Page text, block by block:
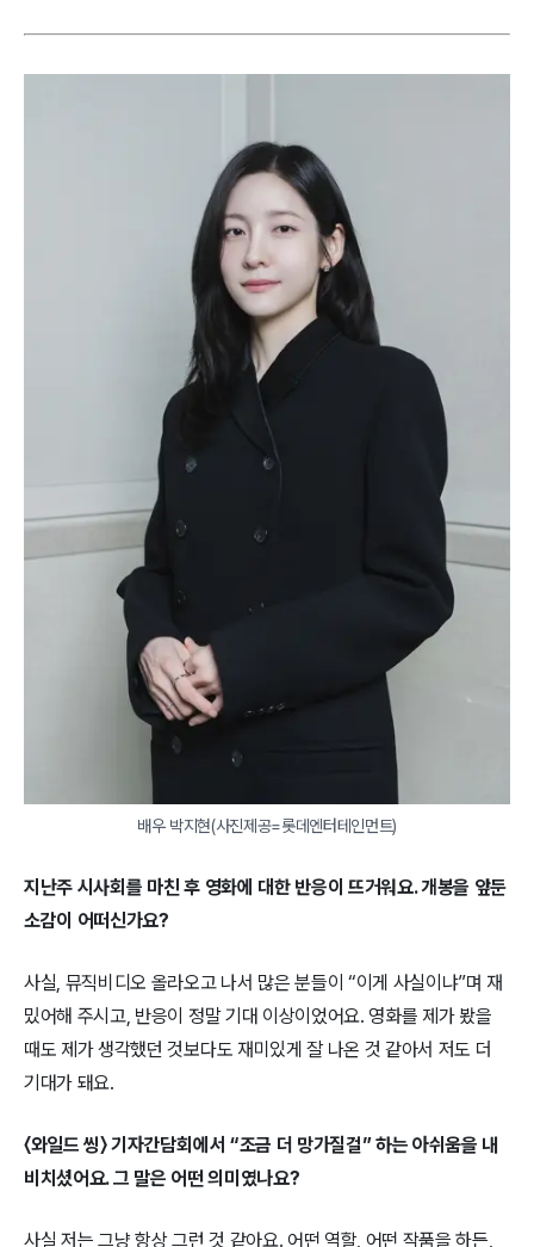
배우 박지현(사진제공=롯데엔터테인먼트)
지난주 시사회를 마친 후 영화에 대한 반응이 뜨거워요. 개봉을 앞둔
소감이 어떠신가요?
사실, 뮤직비디오 올라오고 나서 많은 분들이 “이게 사실이냐”며 재
밌어해 주시고, 반응이 정말 기대 이상이었어요. 영화를 제가 봤을
때도 제가 생각했던 것보다도 재미있게 잘 나온 것 같아서 저도 더
기대가 돼요.
〈와일드 씽〉 기자간담회에서 “조금 더 망가질걸” 하는 아쉬움을 내
비치셨어요. 그 말은 어떤 의미였나요?
사실 저는 그냥 항상 그런 것 같아요. 어떤 역할, 어떤 작품을 하든,